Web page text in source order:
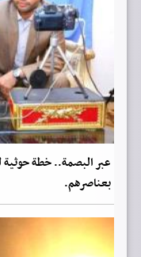
عبر البصمة.. خطة حوثية
بعناصرهم.